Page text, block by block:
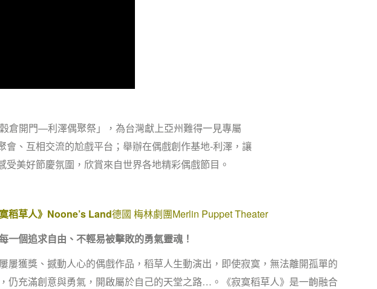
倉開門—利澤偶聚祭」，為台灣獻上亞州難得一見專屬
會、互相交流的尬戲平台；舉辦在偶戲創作基地-利澤，讓
美好節慶氛圍，欣賞來自世界各地精彩偶戲節目。
稻草人》Noone’s Land德國 梅林劇團Merlin Puppet Theater
一個追求自由、不輕易被擊敗的勇氣靈魂！
屢獲獎、撼動人心的偶戲作品，稻草人生動演出，即使寂寞，無法離開孤單的
仍充滿創意與勇氣，開啟屬於自己的天堂之路…。《寂寞稻草人》是一齣融合